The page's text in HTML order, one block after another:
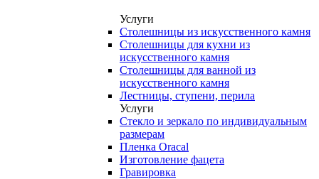
Услуги
Столешницы из искусственного камня
Столешницы для кухни из
искусственного камня
Столешницы для ванной из
искусственного камня
Лестницы, ступени, перила
Услуги
Стекло и зеркало по индивидуальным
размерам
Пленка Oracal
Изготовление фацета
Гравировка